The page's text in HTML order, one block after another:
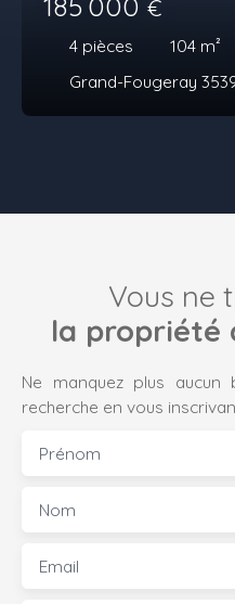
€
4 pièces 104 m²
Grand-Fougeray
Vous ne
la propriété
Ne manquez plus
recherche en vous
Prénom
Nom
Email